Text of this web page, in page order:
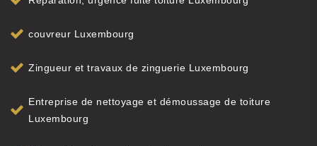
couvreur Luxembourg
Zingueur et travaux de zinguerie Luxembourg
Entreprise de nettoyage et démoussage de toiture
Luxembourg